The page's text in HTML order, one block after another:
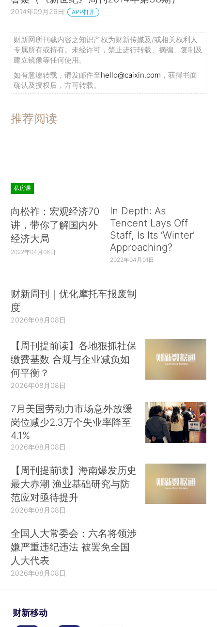
2014年09月26日 APP打开
财新网所刊载内容之知识产权为财新传媒及/或相关权利人
专属所有或持有。未经许可，禁止进行转载、摘编、复制及
建立镜像等任何使用。
如有意愿转载，请发邮件至hello@caixin.com ，获得书面
确认及授权后，方可转载。
推荐阅读
私房课
向松祚：宏观经济70
讲，带你了解国内外
经济大局
2022年04月06日
In Depth: As
Tencent Lays Off
Staff, Is Its ‘Winter’
Approaching?
2022年04月01日
财新周刊｜优化摩托车报废制
度
2026年08月08日
【周刊提前读】各地狠抓社保
缴费基数 合规与企业减负如
何平衡？
2026年08月08日
7月美国劳动力市场意外放缓
岗位减少2.3万个失业率降至
4.1%
2026年08月08日
【周刊提前读】海南爆发历史
最大赤潮 渔业基础研究与防
范应对亟待提升
2026年08月08日
全国人大常委会：六名将领涉
嫌严重违纪违法 被罢免全国
人大代表
2026年08月08日
财新移动